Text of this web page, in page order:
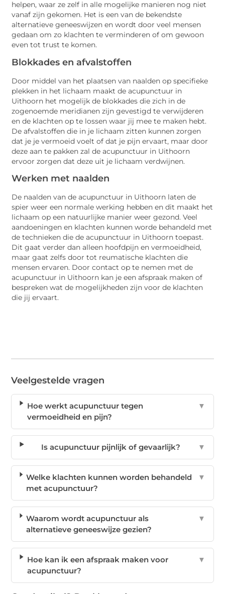
helpen, waar ze zelf in alle mogelijke manieren nog niet
vanaf zijn gekomen. Het is een van de bekendste
alternatieve geneeswijzen en wordt door veel mensen
gedaan om zo klachten te verminderen of om gewoon
even tot trust te komen.
Blokkades en afvalstoffen
Door middel van het plaatsen van naalden op specifieke
plekken in het lichaam maakt de acupunctuur in
Uithoorn het mogelijk de blokkades die zich in de
zogenoemde meridianen zijn gevestigd te verwijderen
en de klachten op te lossen waar jij mee te maken hebt.
De afvalstoffen die in je lichaam zitten kunnen zorgen
dat je je vermoeid voelt of dat je pijn ervaart, maar door
deze aan te pakken zal de acupunctuur in Uithoorn
ervoor zorgen dat deze uit je lichaam verdwijnen.
Werken met naalden
De naalden van de acupunctuur in Uithoorn laten de
spier weer een normale werking hebben en dit maakt het
lichaam op een natuurlijke manier weer gezond. Veel
aandoeningen en klachten kunnen worde behandeld met
de technieken die de acupunctuur in Uithoorn toepast.
Dit gaat verder dan alleen hoofdpijn en vermoeidheid,
maar gaat zelfs door tot reumatische klachten die
mensen ervaren. Door contact op te nemen met de
acupunctuur in Uithoorn kan je een afspraak maken of
bespreken wat de mogelijkheden zijn voor de klachten
die jij ervaart.
Veelgestelde vragen
Hoe werkt acupunctuur tegen
vermoeidheid en pijn?
▼
Is acupunctuur pijnlijk of gevaarlijk? ▼
Welke klachten kunnen worden behandeld
met acupunctuur?
▼
Waarom wordt acupunctuur als
alternatieve geneeswijze gezien?
▼
Hoe kan ik een afspraak maken voor
acupunctuur?
▼